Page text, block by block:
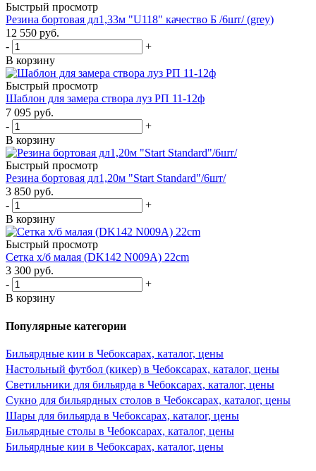
Быстрый просмотр
Резина бортовая дл1,33м "U118" качество Б /6шт/ (grey)
12 550 руб.
-
+
В корзину
Быстрый просмотр
Шаблон для замера створа луз РП 11-12ф
7 095 руб.
-
+
В корзину
Быстрый просмотр
Резина бортовая дл1,20м "Start Standard"/6шт/
3 850 руб.
-
+
В корзину
Быстрый просмотр
Сетка х/б малая (DK142 N009A) 22cm
3 300 руб.
-
+
В корзину
Популярные категории
Бильярдные кии в Чебоксарах, каталог, цены
Настольный футбол (кикер) в Чебоксарах, каталог, цены
Светильники для бильярда в Чебоксарах, каталог, цены
Сукно для бильярдных столов в Чебоксарах, каталог, цены
Шары для бильярда в Чебоксарах, каталог, цены
Бильярдные столы в Чебоксарах, каталог, цены
Бильярдные кии в Чебоксарах, каталог, цены